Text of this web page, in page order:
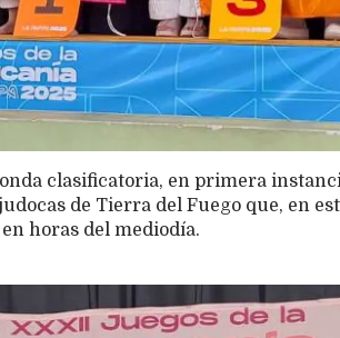
clasificatoria, en primera
de Tierra del Fuego que, en
horas del mediodía.